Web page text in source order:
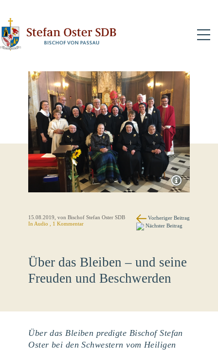
15.08.2019 , von Bischof Stefan Oster SDB
In Audio , 1 Kommentar
Vorheriger Beitrag
Nächster Beitrag
Über das Bleiben – und seine
Freuden und Beschwerden
Über das Bleiben predigte Bischof Stefan
Oster bei den Schwestern vom Heiligen